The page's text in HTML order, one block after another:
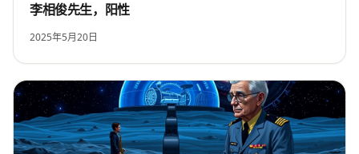
李相俊先生，阳性
2025年5月20日